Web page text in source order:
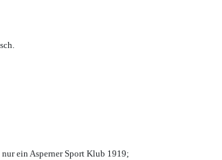
ein Asperner Sport Klub 1919;